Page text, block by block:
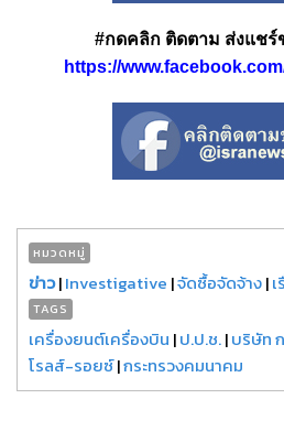
#กดคลิก ติดตาม ส่งแชร์
https://
หมวดหมู่
ข่าว|Investigative |จัดซื้อจัดจ้าง|
TAGS
เครื่องยนต์เครื่องบิน |ป.ป.ช.|บริษัท
โรลส์-รอยซ์|กระทรวงคมนาคม